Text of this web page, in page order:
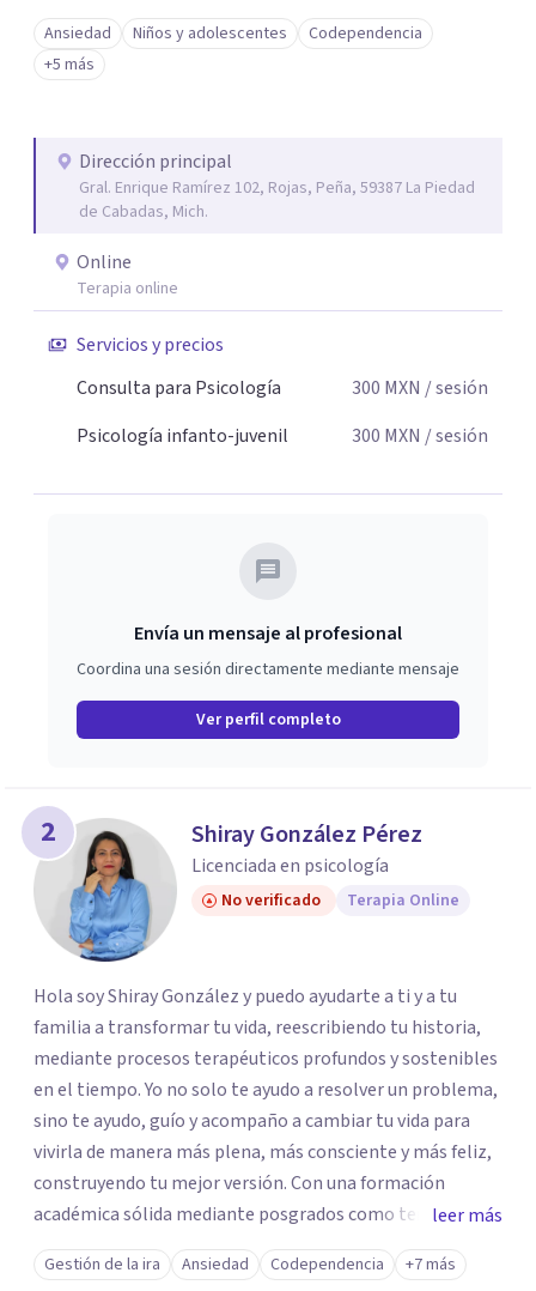
a tus necesidades específicas. Estoy aquí para escucharte
y brindarte las herramientas necesarias para fortalecer
tu paz mental.
Ansiedad Niños y adolescentes
Codependencia
+5 más
Dirección principal
Gral. Enrique Ramírez 102, Rojas, Peña, 59387 La Piedad
de Cabadas, Mich.
Online
Terapia online
Servicios y precios
Consulta para Psicología
300 MXN / sesión
Psicología infanto-juvenil
300 MXN / sesión
Envía un mensaje al profesional
Coordina una sesión directamente mediante mensaje
Ver perfil completo
2 Shiray González Pérez
Licenciada en psicología
No verificado Terapia Online
Hola soy Shiray González y puedo ayudarte a ti y a tu
familia a transformar tu vida, reescribiendo tu historia,
mediante procesos terapéuticos profundos y sostenibles
en el tiempo. Yo no solo te ayudo a resolver un problema,
sino te ayudo, guío y acompaño a cambiar tu vida para
vivirla de manera más plena, más consciente y más feliz,
construyendo tu mejor versión. Con una formación
académica sólida mediante posgrados como terapeuta
breve, familiar e infantil, así como con respaldo
profesional y experiencia clínica de más de 26 años y
leer más
Gestión de la ira Ansiedad Codependencia +7 más